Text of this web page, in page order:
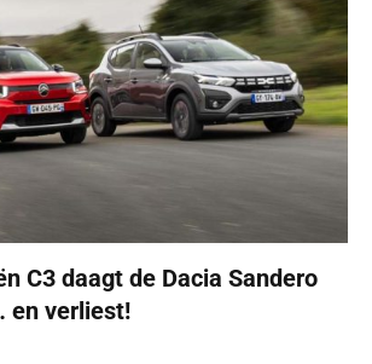
C3 daagt de Dacia Sandero
en verliest!